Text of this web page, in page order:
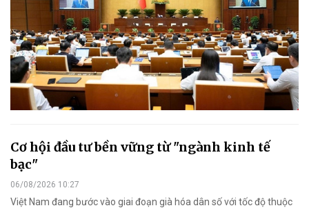
Cơ hội đầu tư bền vững từ "ngành kinh tế
bạc"
06/08/2026 10:27
Việt Nam đang bước vào giai đoạn già hóa dân số với tốc độ thuộc